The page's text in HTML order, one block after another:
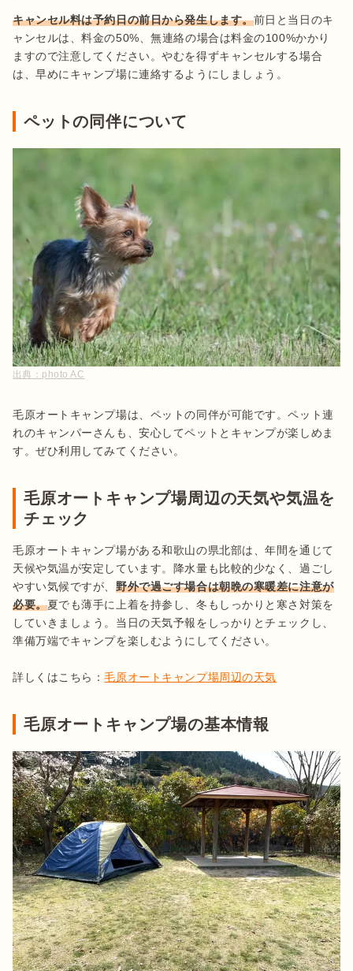
キャンセル料は予約日の前日から発生します。前日と当日のキ
ャンセルは、料金の50%、無連絡の場合は料金の100%かかり
ますので注意してください。やむを得ずキャンセルする場合
は、早めにキャンプ場に連絡するようにしましょう。
ペットの同伴について
出典： photo AC
毛原オートキャンプ場は、ペットの同伴が可能です。ペット連
れのキャンパーさんも、安心してペットとキャンプが楽しめま
す。ぜひ利用してみてください。
毛原オートキャンプ場周辺の天気や気温を
チェック
毛原オートキャンプ場がある和歌山の県北部は、年間を通じて
天候や気温が安定しています。降水量も比較的少なく、過ごし
やすい気候ですが、野外で過ごす場合は朝晩の寒暖差に注意が
必要。夏でも薄手に上着を持参し、冬もしっかりと寒さ対策を
していきましょう。当日の天気予報をしっかりとチェックし、
準備万端でキャンプを楽しむようにしてください。
詳しくはこちら：毛原オートキャンプ場周辺の天気
毛原オートキャンプ場の基本情報